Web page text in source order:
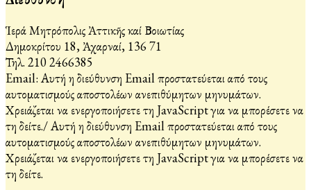
Ἱερά Μητρόπολις Ἀττικῆς καί Βοιωτίας
Δημοκρίτου 18, Ἀχαρναί, 136 71
Τηλ. 210 2466385
Email: Αυτή η διεύθυνση Email προστατεύεται από τους
αυτοματισμούς αποστολέων ανεπιθύμητων μηνυμάτων.
Χρειάζεται να ενεργοποιήσετε τη JavaScript για να μπορέσετε να
τη δείτε./Αυτή η διεύθυνση Email προστατεύεται από τους
αυτοματισμούς αποστολέων ανεπιθύμητων μηνυμάτων.
Χρειάζεται να ενεργοποιήσετε τη JavaScript για να μπορέσετε να
τη δείτε.